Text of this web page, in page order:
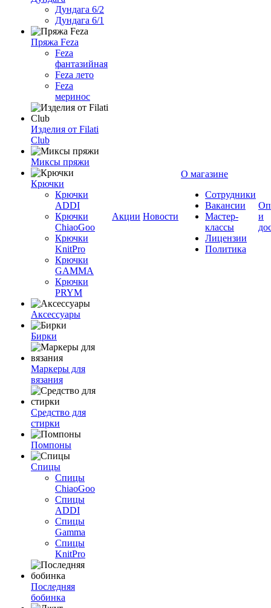
Дундага 6/2
Дундага 6/1
Пряжа Feza
Feza
фантазийная
Feza лето
Feza
меринос
Изделия от Filati
Club
Миксы пряжи
Крючки
Крючки
ADDI
Крючки
ChiaoGoo
Крючки
KnitPro
Крючки
GAMMA
Крючки
PRYM
Аксессуары
Бирки
Маркеры для
вязания
Средство для
стирки
Помпоны
Спицы
Спицы
ChiaoGoo
Спицы
ADDI
Спицы
Gamma
Спицы
KnitPro
Последняя
бобинка
Акции Новости
О магазине
Сотрудники
Вакансии
Мастер-
классы
Лицензии
Политика
и